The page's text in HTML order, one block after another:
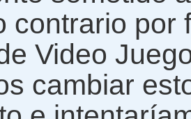
contrario por
Video
cambiar